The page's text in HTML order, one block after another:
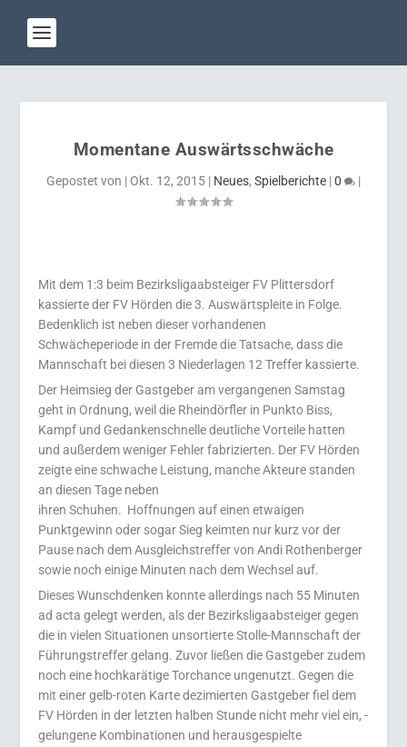
Momentane Auswärtsschwäche
Gepostet von | Okt. 12, 2015 | Neues, Spielberichte |0 |
Mit dem 1:3 beim Bezirksligaabsteiger FV Plittersdorf
kassierte der FV Hörden die 3. Auswärtspleite in Folge.
Bedenklich ist neben dieser vorhandenen
Schwächeperiode in der Fremde die Tatsache, dass die
Mannschaft bei diesen 3 Niederlagen 12 Treffer kassierte.
Der Heimsieg der Gastgeber am vergangenen Samstag
geht in Ordnung, weil die Rheindörfler in Punkto Biss,
Kampf und Gedankenschnelle deutliche Vorteile hatten
und außerdem weniger Fehler fabrizierten. Der FV Hörden
zeigte eine schwache Leistung, manche Akteure standen
an diesen Tage neben
ihren Schuhen. Hoffnungen auf einen etwaigen
Punktgewinn oder sogar Sieg keimten nur kurz vor der
Pause nach dem Ausgleichstreffer von Andi Rothenberger
sowie noch einige Minuten nach dem Wechsel auf.
Dieses Wunschdenken konnte allerdings nach 55 Minuten
ad acta gelegt werden, als der Bezirksligaabsteiger gegen
die in vielen Situationen unsortierte Stolle-Mannschaft der
Führungstreffer gelang. Zuvor ließen die Gastgeber zudem
noch eine hochkarätige Torchance ungenutzt. Gegen die
mit einer gelb-roten Karte dezimierten Gastgeber fiel dem
FV Hörden in der letzten halben Stunde nicht mehr viel ein, -
gelungene Kombinationen und herausgespielte